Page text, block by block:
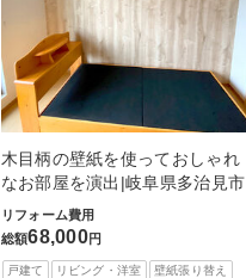
木目柄の壁紙を使っておしゃれ
なお部屋を演出|岐阜県多治見市
リフォーム費用
総額68,000円
戸建て リビング・洋室 壁紙張り替え